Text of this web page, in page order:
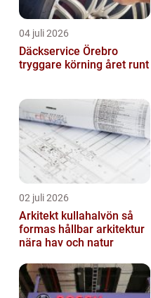
04 juli 2026
Däckservice Örebro
tryggare körning året runt
02 juli 2026
Arkitekt kullahalvön så
formas hållbar arkitektur
nära hav och natur